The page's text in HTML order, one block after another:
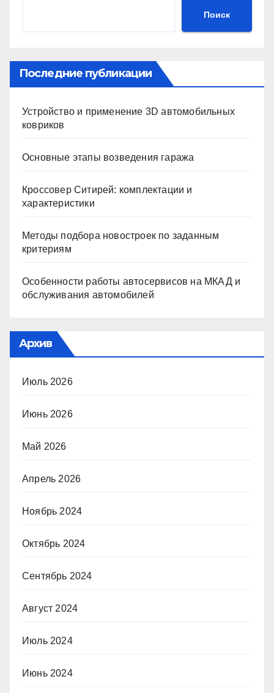
Поиск
Последние публикации
Устройство и применение 3D автомобильных
ковриков
Основные этапы возведения гаража
Кроссовер Ситирей: комплектации и
характеристики
Методы подбора новостроек по заданным
критериям
Особенности работы автосервисов на МКАД и
обслуживания автомобилей
Архив
Июль 2026
Июнь 2026
Май 2026
Апрель 2026
Ноябрь 2024
Октябрь 2024
Сентябрь 2024
Август 2024
Июль 2024
Июнь 2024